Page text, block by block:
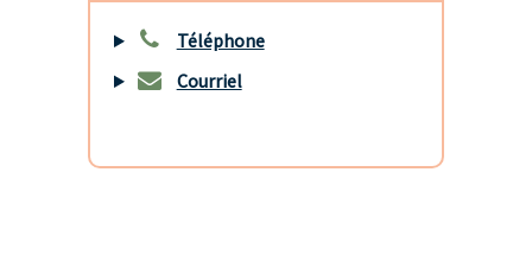
Téléphone
Courriel